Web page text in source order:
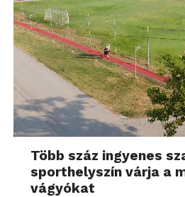
Több száz ingyenes
sporthelyszín várja a
vágyókat